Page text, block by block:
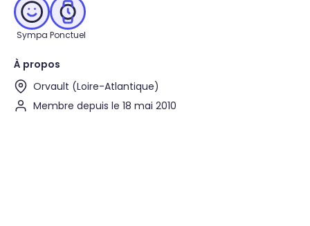
Sympa Ponctuel
À propos
Orvault (Loire-Atlantique)
Membre depuis le 18 mai 2010